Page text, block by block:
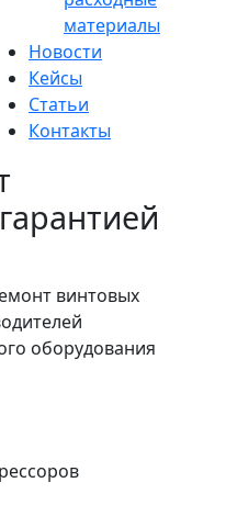
материалы
Новости
Кейсы
Статьи
Контакты
винтовых
оборудования